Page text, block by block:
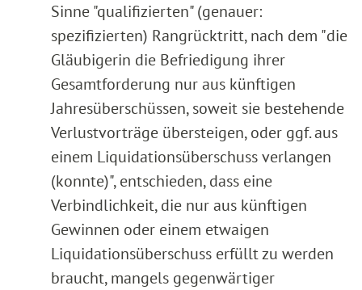
Sinne "qualifizierten" (genauer:
spezifizierten) Rangrücktritt, nach dem "die
Gläubigerin die Befriedigung ihrer
Gesamtforderung nur aus künftigen
Jahresüberschüssen, soweit sie bestehende
Verlustvorträge übersteigen, oder ggf. aus
einem Liquidationsüberschuss verlangen
(konnte)", entschieden, dass eine
Verbindlichkeit, die nur aus künftigen
Gewinnen oder einem etwaigen
Liquidationsüberschuss erfüllt zu werden
braucht, mangels gegenwärtiger